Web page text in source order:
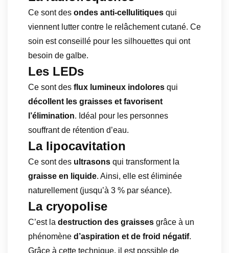
Ce sont des ondes anti-cellulitiques qui
viennent lutter contre le relâchement cutané. Ce
soin est conseillé pour les silhouettes qui ont
besoin de galbe.
Les LEDs
Ce sont des flux lumineux indolores qui
décollent les graisses et favorisent
l’élimination. Idéal pour les personnes
souffrant de rétention d’eau.
La lipocavitation
Ce sont des ultrasons qui transforment la
graisse en liquide. Ainsi, elle est éliminée
naturellement (jusqu’à 3 % par séance).
La cryopolise
C’est la destruction des graisses grâce à un
phénomène d’aspiration et de froid négatif.
Grâce à cette technique, il est possible de